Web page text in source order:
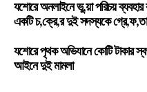
যশোরে অনলাইনে ভু,য়া পরিচয় ব্যবহার
একটি চ,ক্রে,র দুই সদস্যকে
যশোরে পৃথক অভিযানে কোটি টাকার
আইনে দুই মামলা